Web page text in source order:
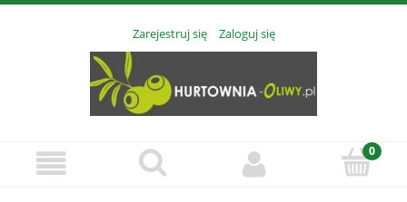
Zarejestruj się Zaloguj się